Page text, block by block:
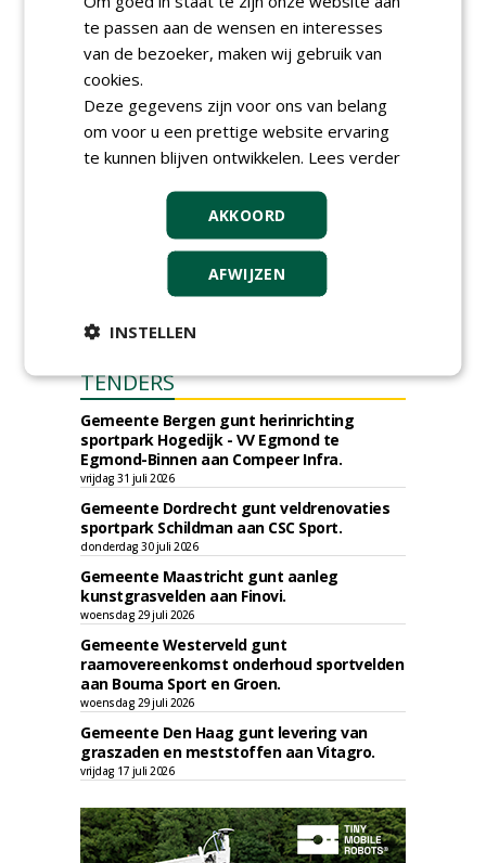
Save the Date: Green Gala op
woensdag 2 december
woensdag 2 december 2026
TENDERS
Gemeente Bergen gunt herinrichting
sportpark Hogedijk - VV Egmond te
Egmond-Binnen aan Compeer Infra.
vrijdag 31 juli 2026
Gemeente Dordrecht gunt veldrenovaties
sportpark Schildman aan CSC Sport.
donderdag 30 juli 2026
Gemeente Maastricht gunt aanleg
kunstgrasvelden aan Finovi.
woensdag 29 juli 2026
Gemeente Westerveld gunt
raamovereenkomst onderhoud sportvelden
aan Bouma Sport en Groen.
woensdag 29 juli 2026
Gemeente Den Haag gunt levering van
graszaden en meststoffen aan Vitagro.
vrijdag 17 juli 2026
te passen aan de wensen en interesses
van de bezoeker, maken wij gebruik van
cookies.
Deze gegevens zijn voor ons van belang
om voor u een prettige website ervaring
te kunnen blijven ontwikkelen. Lees verder
AKKOORD
AFWIJZEN
INSTELLEN